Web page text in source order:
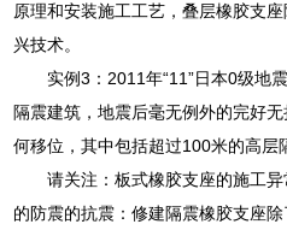
原理和安装施工工艺，叠层橡胶支
兴技术。
实例3：2011年“11”日本0级地
隔震建筑，地震后毫无例外的完好
何移位，其中包括超过100米的高层
请关注：板式橡胶支座的施工
的防震的抗震：修建隔震橡胶支座